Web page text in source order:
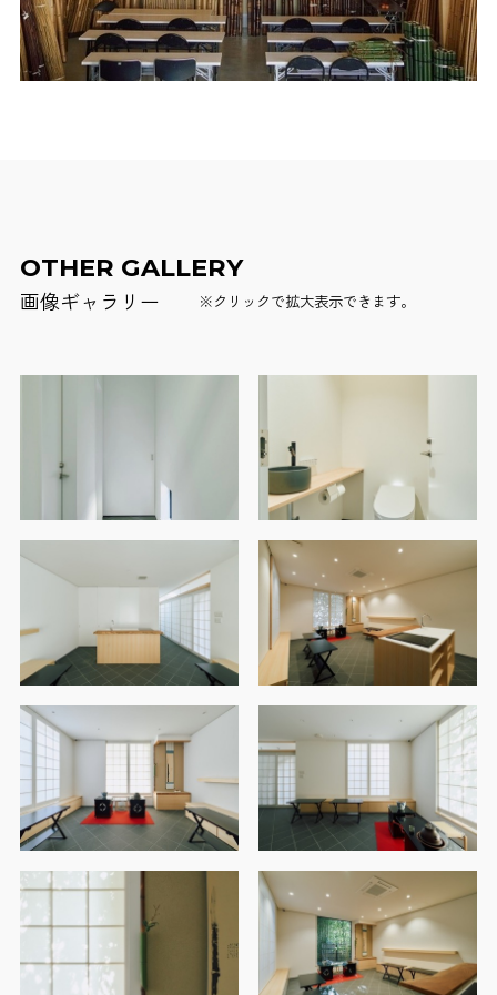
OTHER GALLERY
画像ギャラリー ※クリックで拡大表示できます。